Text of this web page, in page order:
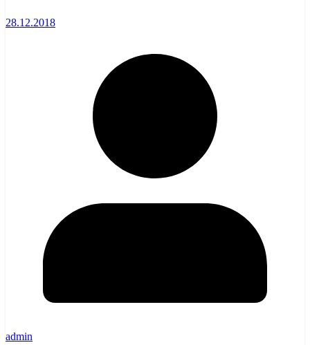
28.12.2018
admin